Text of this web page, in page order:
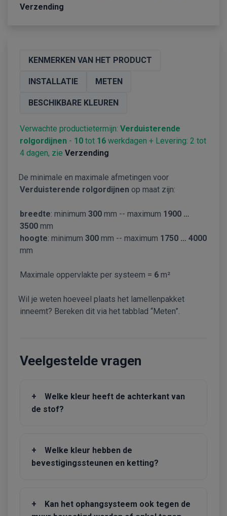
Verzending
KENMERKEN VAN HET PRODUCT
INSTALLATIE METEN
BESCHIKBARE KLEUREN
Verwachte productietermijn: Verduisterende
rolgordijnen - 10 tot 16 werkdagen + Levering: 2 tot
4 dagen, zie Verzending
De minimale en maximale afmetingen voor
Verduisterende rolgordijnen op maat zijn:
breedte: minimum 300 mm -- maximum 1900 …
3500 mm
hoogte: minimum 300 mm -- maximum 1750 … 4000
mm
Maximale oppervlakte per systeem = 6 m²
Wil je weten hoeveel plaats het lamellenpakket
inneemt? Bereken dit via het tabblad “Meten”.
Veelgestelde vragen
+
Welke kleur heeft de achterkant van
de stof?
+
Welke kleur hebben de
bevestigingssteunen en ketting?
+
Kan het ophangsysteem ook tegen de